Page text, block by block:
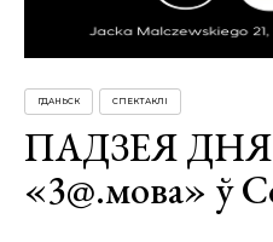
ГДАНЬСК СПЕКТАКЛІ
ПАДЗЕЯ ДНЯ:
«3@.мова» ў